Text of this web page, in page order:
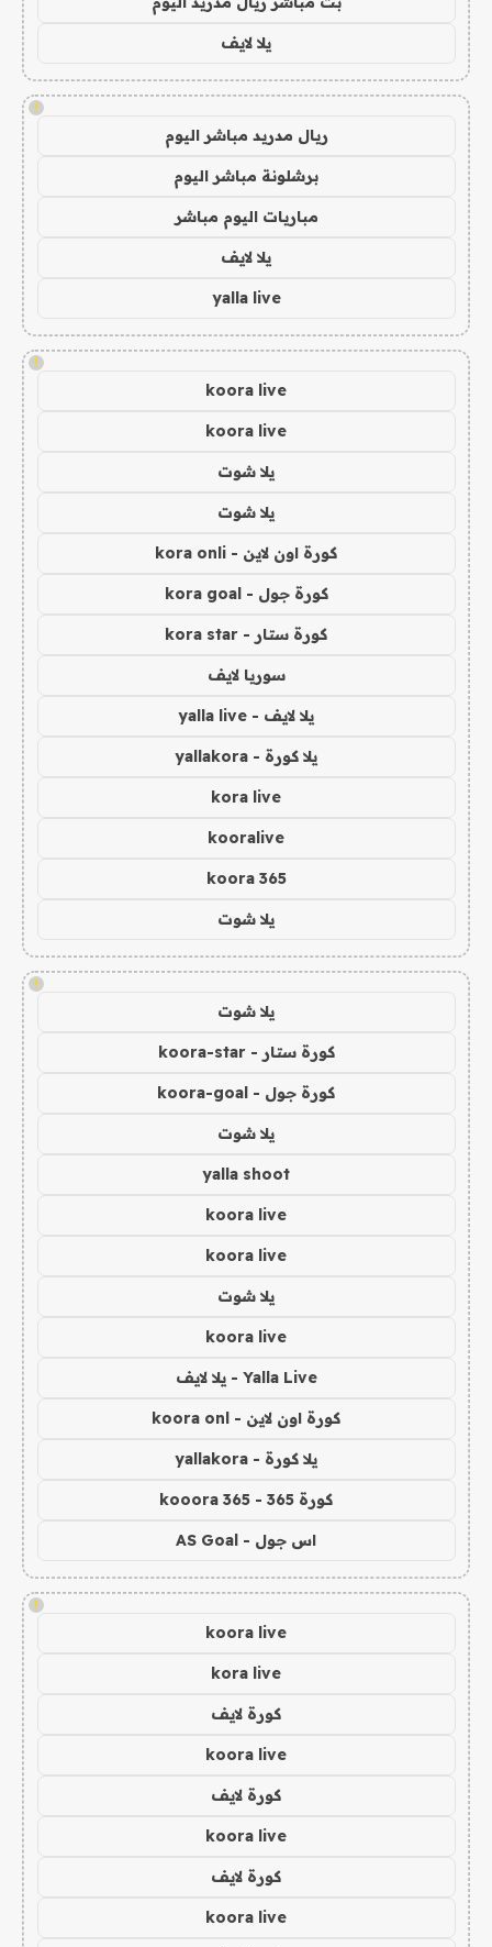
يلا لايف
!
ريال مدريد مباشر اليوم
برشلونة مباشر اليوم
مباريات اليوم مباشر
يلا لايف
yalla live
!
koora live
koora live
يلا شوت
يلا شوت
كورة اون لاين - kora onli
كورة جول - kora goal
كورة ستار - kora star
سوريا لايف
يلا لايف - yalla live
يلا كورة - yallakora
kora live
kooralive
koora 365
يلا شوت
!
يلا شوت
كورة ستار - koora-star
كورة جول - koora-goal
يلا شوت
yalla shoot
koora live
koora live
يلا شوت
koora live
Yalla Live - يلا لايف
كورة اون لاين - koora onl
يلا كورة - yallakora
كورة 365 - kooora 365
اس جول - AS Goal
!
koora live
kora live
كورة لايف
koora live
كورة لايف
koora live
كورة لايف
koora live